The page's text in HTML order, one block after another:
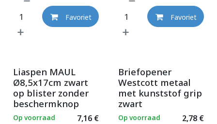
Favoriet Favoriet
Liaspen MAUL
Ø8,5x17cm zwart
op blister zonder
beschermknop
7,16€
Op voorraad
Briefopener
Westcott metaal
met kunststof grip
zwart
2,78€
Op voorraad